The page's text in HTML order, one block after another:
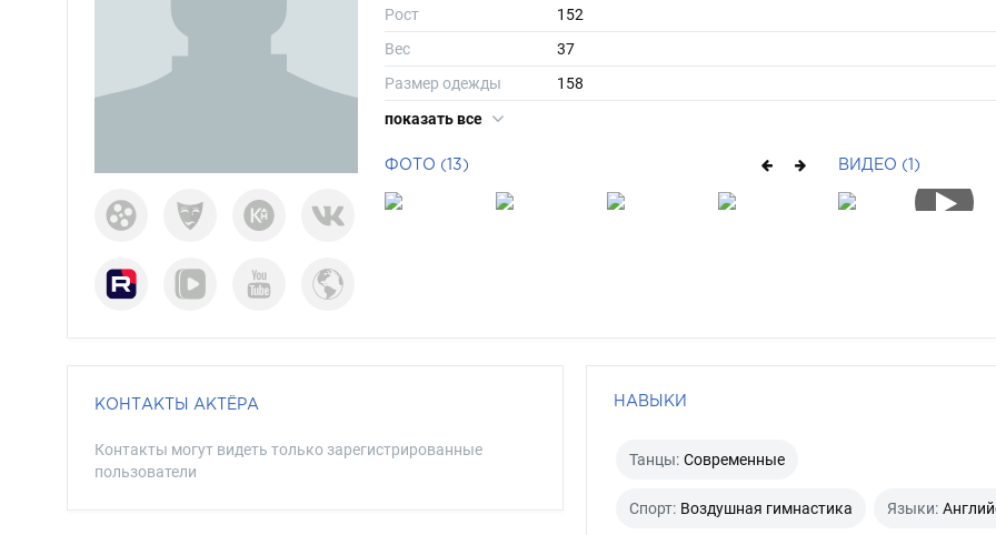
Рост
152
Вес
37
Размер одежды
158
Размер обуви
показать все
ФОТО (13) ВИДЕО (1)
КОНТАКТЫ АКТЁРА
Контакты могут видеть только зарегистрированные
пользователи
НАВЫКИ
Танцы: Современные
Спорт: Воздушная гимнастика Языки: